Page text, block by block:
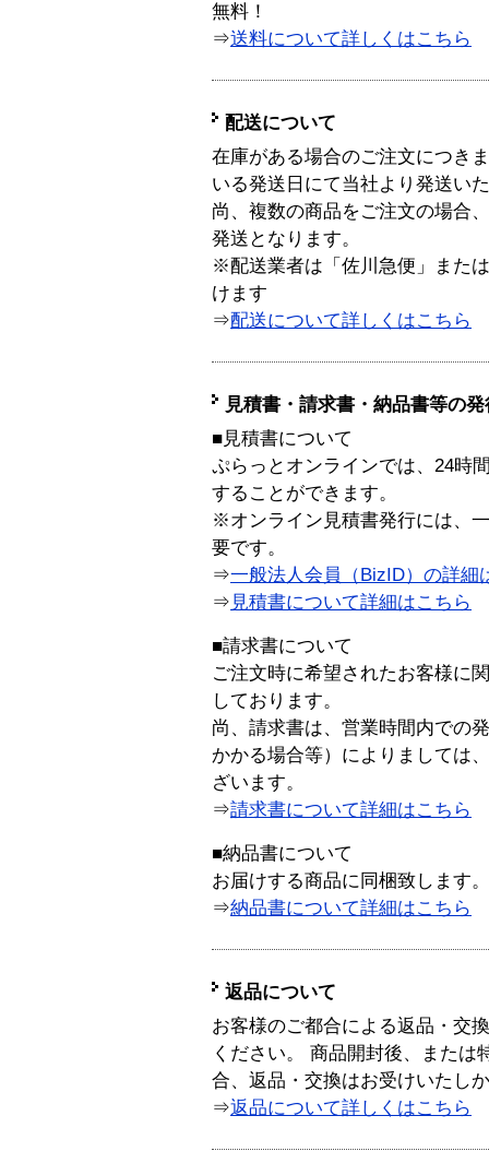
無料！
⇒送料について詳しくはこちら
配送について
在庫がある場合のご注文につき
いる発送日にて当社より発送い
尚、複数の商品をご注文の場合
発送となります。
※配送業者は「佐川急便」また
けます
⇒配送について詳しくはこちら
見積書・請求書・納品書等の
■見積書について
ぷらっとオンラインでは、24時
することができます。
※オンライン見積書発行には、
要です。
⇒一般法人会員（BizID）の詳細
⇒ 見積書について詳細はこちら
■請求書について
ご注文時に希望されたお客様に
しております。
尚、請求書は、営業時間内での
かかる場合等）によりましては
ざいます。
⇒請求書について詳細はこちら
■納品書について
お届けする商品に同梱致します。
⇒納品書について詳細はこちら
返品について
お客様のご都合による返品・交
ください。 商品開封後、または
合、返品・交換はお受けいたし
⇒返品について詳しくはこちら